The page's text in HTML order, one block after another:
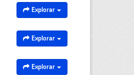
Explorar
Explorar
Explorar